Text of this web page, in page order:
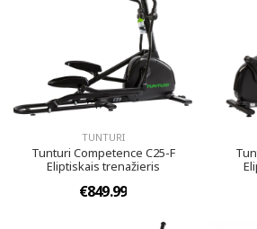
TUNTURI
Tunturi Competence C25-F
Eliptiskais trenažieris
€849.99